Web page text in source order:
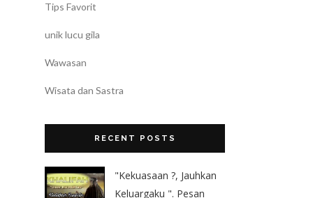
Tips Favorit
unik lucu gila
Wawasan
Wisata dan Sastra
RECENT POSTS
"Kekuasaan ?, Jauhkan
Keluargaku ". Pesan